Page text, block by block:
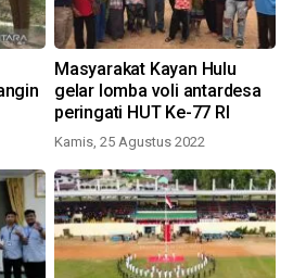
Masyarakat Kayan Hulu
gelar lomba voli antardesa
peringati HUT Ke-77 RI
Kamis, 25 Agustus 2022